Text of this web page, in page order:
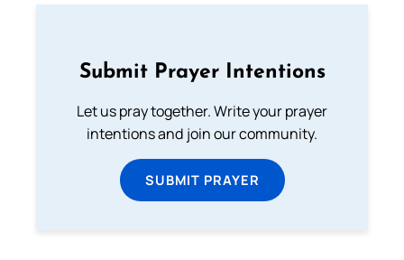
Submit Prayer Intentions
Let us pray together. Write your prayer
intentions and join our community.
SUBMIT PRAYER